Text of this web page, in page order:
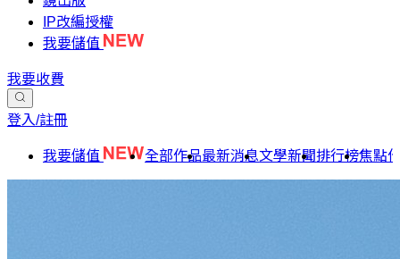
IP改編授權
我要儲值
我要收費
登入/註冊
我要儲值 全部作品最新消息文學新聞排行榜焦點